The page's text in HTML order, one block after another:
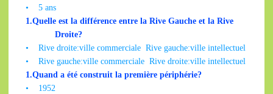
•
5 ans
1.Quelle est la différence entre la Rive Gauche et la Rive
Droite?
•
Rive droite:ville commerciale Rive gauche:ville intellectuel
•
Rive gauche:ville commerciale Rive droite:ville intellectuel
1.Quand a été construit la première périphérie?
•
1952